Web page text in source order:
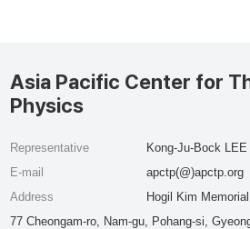
Asia Pacific Center for
Physics
Representative
Kong-Ju-Bock LEE
E-mail
apctp(@)apctp.org
Address
Hogil Kim
77 Cheongam-ro, Nam-gu, Pohang-si,